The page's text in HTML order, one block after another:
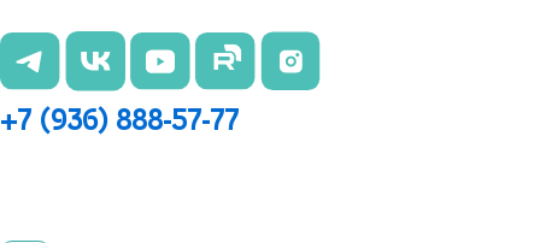
к
содержимому
+7 (936) 888-57-77